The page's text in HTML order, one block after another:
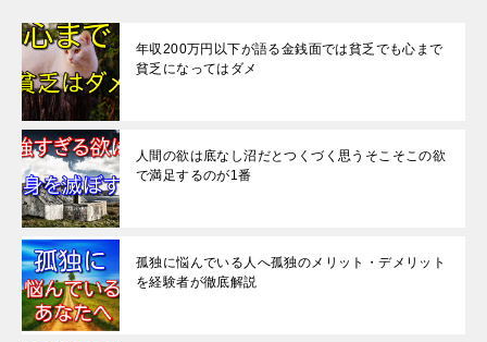
年収200万円以下が語る金銭面では貧乏でも心まで
貧乏になってはダメ
人間の欲は底なし沼だとつくづく思うそこそこの欲
で満足するのが1番
孤独に悩んでいる人へ孤独のメリット・デメリット
を経験者が徹底解説